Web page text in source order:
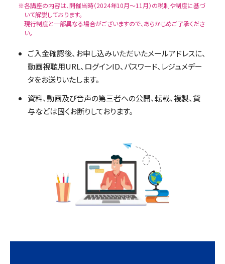
※各講座の内容は、開催当時（2024年10月〜11月）の税制や制度に基づ
いて解説しております。
現行制度と一部異なる場合がございますので、あらかじめご了承くださ
い。
ご入金確認後、お申し込みいただいたメールアドレスに、
動画視聴用URL、ログインID、パスワード、レジュメデー
タをお送りいたします。
資料、動画及び音声の第三者への公開、転載、複製、貸
与などは固くお断りしております。